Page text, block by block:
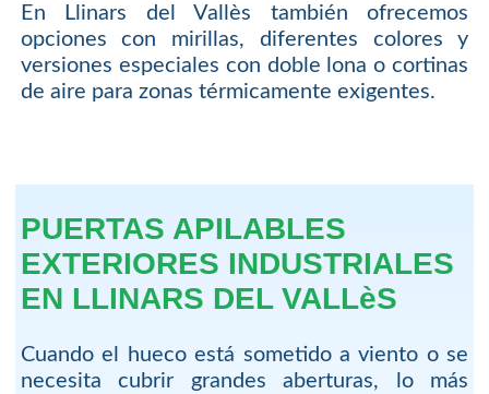
En Llinars del Vallès también ofrecemos
opciones con mirillas, diferentes colores y
versiones especiales con doble lona o cortinas
de aire para zonas térmicamente exigentes.
PUERTAS APILABLES
EXTERIORES INDUSTRIALES
EN LLINARS DEL VALLèS
Cuando el hueco está sometido a viento o se
necesita cubrir grandes aberturas, lo más